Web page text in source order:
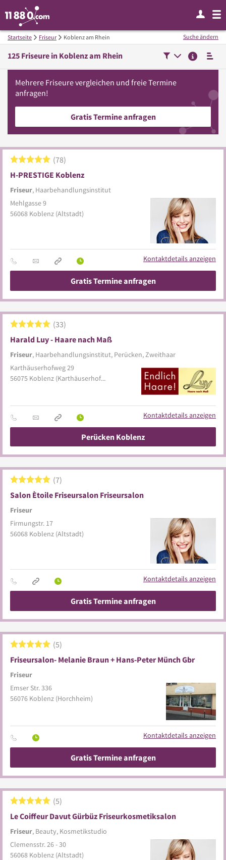
Startseite Friseur Koblenz am Rhein
125 Friseure in Koblenz am Rhein
Suche ändern
Mehrere Friseurevergleichen und freie Termine
anfragen!
Gratis Termine anfragen
H-PRESTIGE Koblenz
Friseur, Haarbehandlungsinstitut
78
Mehlgasse 9
56068 Koblenz (Altstadt)
Kontaktdetails anzeigen
Gratis Termine anfragen
Harald Luy - Haare nach Maß
Friseur, Haarbehandlungsinstitut, Perücken, Zweithaar
33
Karthäuserhofweg 29
56075 Koblenz (Karthäuserhofgelände)
Kontaktdetails anzeigen
Perücken Koblenz
Salon Ètoile Friseursalon Friseursalon
Friseur
7
Firmungstr. 17
56068 Koblenz (Altstadt)
Kontaktdetails anzeigen
Gratis Termine anfragen
Friseursalon- Melanie Braun + Hans-Peter Münch Gbr
Friseur
5
Emser Str. 336
56076 Koblenz (Horchheim)
Kontaktdetails anzeigen
Gratis Termine anfragen
Le Coiffeur Davut Gürbüz Friseurkosmetiksalon
Friseur, Beauty, Kosmetikstudio
5
Clemensstr. 26 - 30
56068 Koblenz (Altstadt)